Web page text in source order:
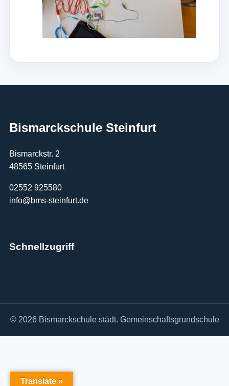
Bismarckschule Steinfurt
Bismarckstr. 2
48565 Steinfurt
02552 925580
info@bms-steinfurt.de
Schnellzugriff
© 2026 Bismarckschule städt. Gemeinschaftsgrundschule
Translate »